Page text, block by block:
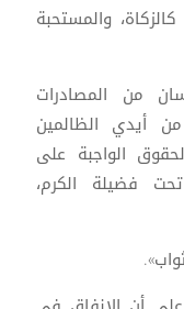
والمستحبة
من المصادرات
أيدي الظالمين
الواجبة على
فضيلة الكرم،